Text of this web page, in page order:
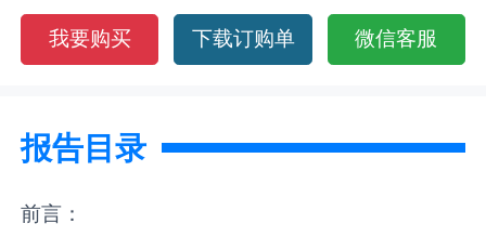
我要购买 下载订购单 微信客服
报告目录
前言：